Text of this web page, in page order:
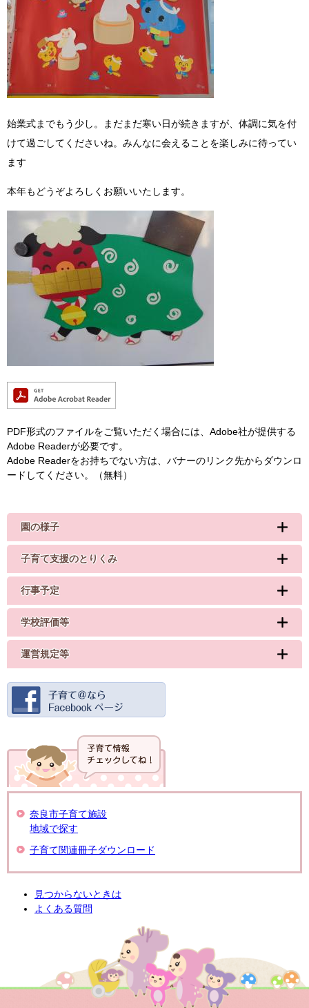
始業式までもう少し。まだまだ寒い日が続きますが、体調に気を付
けて過ごしてくださいね。みんなに会えることを楽しみに待ってい
ます
本年もどうぞよろしくお願いいたします。
PDF形式のファイルをご覧いただく場合には、Adobe社が提供する
Adobe Readerが必要です。
Adobe Readerをお持ちでない方は、バナーのリンク先からダウンロ
ードしてください。（無料）
園の様子
子育て支援のとりくみ
行事予定
学校評価等
運営規定等
奈良市子育て施設
地域で探す
子育て関連冊子ダウンロード
見つからないときは
よくある質問